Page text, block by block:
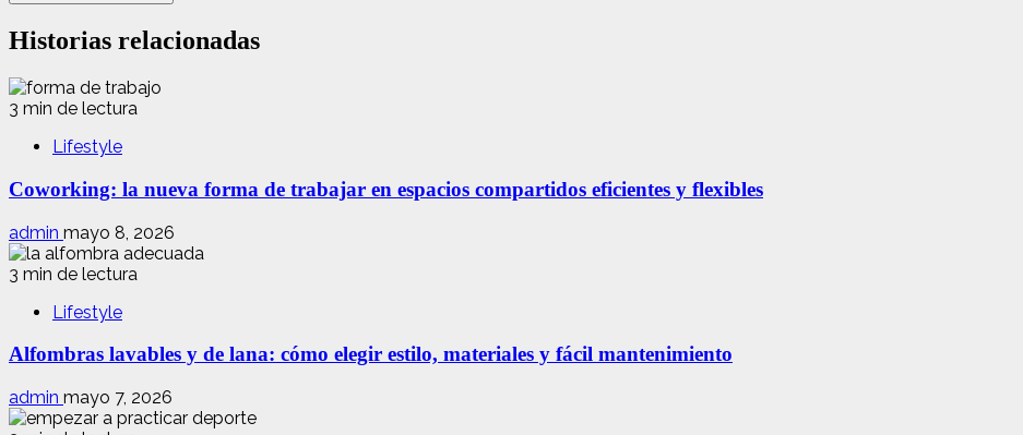
Historias relacionadas
3 min de lectura
Lifestyle
Coworking: la nueva forma de trabajar en espacios compartidos eficientes y flexibles
admin mayo 8, 2026
3 min de lectura
Lifestyle
Alfombras lavables y de lana: cómo elegir estilo, materiales y fácil mantenimiento
admin mayo 7, 2026